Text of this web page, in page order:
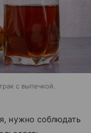
с выпечкой.
нужно соблюдать